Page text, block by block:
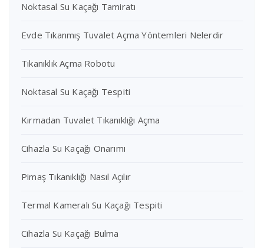
Noktasal Su Kaçağı Tamiratı
Evde Tıkanmış Tuvalet Açma Yöntemleri Nelerdir
Tıkanıklık Açma Robotu
Noktasal Su Kaçağı Tespiti
Kırmadan Tuvalet Tıkanıklığı Açma
Cihazla Su Kaçağı Onarımı
Pimaş Tıkanıklığı Nasıl Açılır
Termal Kameralı Su Kaçağı Tespiti
Cihazla Su Kaçağı Bulma